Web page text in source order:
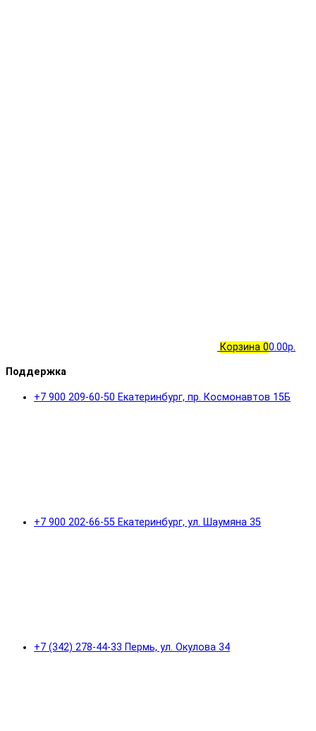
Корзина 00.00р.
Поддержка
+7 900 209-60-50 Екатеринбург, пр. Космонавтов 15Б
+7 900 202-66-55 Екатеринбург, ул. Шаумяна 35
+7 (342) 278-44-33 Пермь, ул. Окулова 34